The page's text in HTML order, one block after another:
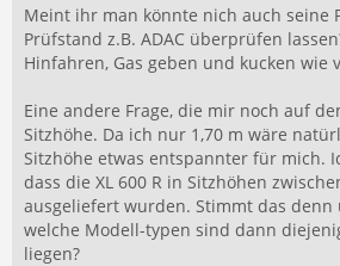
Meint ihr man könnte nich auch seine
Prüfstand z.B. ADAC überprüfen
Hinfahren, Gas geben und kucken wie
Eine andere Frage, die mir noch auf
Sitzhöhe. Da ich nur 1,70 m wäre
Sitzhöhe etwas entspannter für mich.
dass die XL 600 R in Sitzhöhen
ausgeliefert wurden. Stimmt das denn
welche Modell-typen sind dann
liegen?